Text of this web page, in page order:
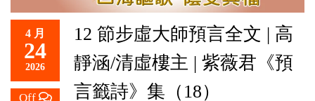
網
都
救
世
主
4 月
24
2026
Off
12 節步虛大師預言全文 | 高
靜涵/清虛樓主 | 紫薇君《預
言籤詩》集（18）